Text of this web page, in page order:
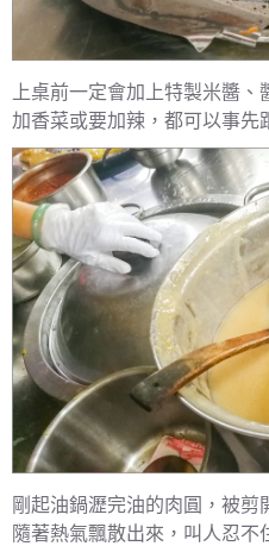
上桌前一定會加上特製米醬
加香菜或要加辣，都可以事先
剛起油鍋瀝完油的肉圓，被
隨著熱氣飄散出來，叫人忍不